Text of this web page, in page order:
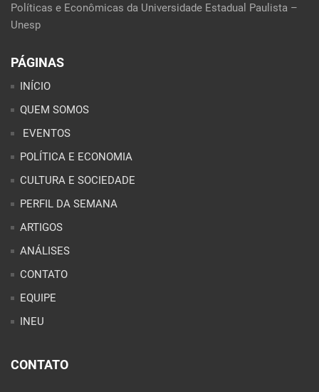
Políticas e Econômicas da Universidade Estadual Paulista –
Unesp
PÁGINAS
INÍCIO
QUEM SOMOS
EVENTOS
POLÍTICA E ECONOMIA
CULTURA E SOCIEDADE
PERFIL DA SEMANA
ARTIGOS
ANÁLISES
CONTATO
EQUIPE
INEU
CONTATO